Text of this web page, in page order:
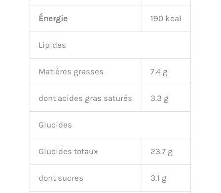
Énergie 190 kcal
Lipides
Matières grasses 7.4 g
dont acides gras saturés 3.3 g
Glucides
Glucides totaux 23.7 g
dont sucres 3.1 g